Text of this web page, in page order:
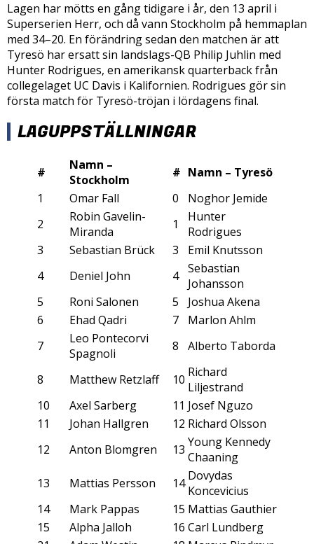
Lagen har mötts en gång tidigare i år, den 13 april i
Superserien Herr, och då vann Stockholm på hemmaplan
med 34–20. En förändring sedan den matchen är att
Tyresö har ersatt sin landslags-QB Philip Juhlin med
Hunter Rodrigues, en amerikansk quarterback från
collegelaget UC Davis i Kalifornien. Rodrigues gör sin
första match för Tyresö-tröjan i lördagens final.
LAGUPPSTÄLLNINGAR
#
Namn –
Stockholm
# Namn – Tyresö
1
Omar Fall 0
Noghor Jemide
2
Robin Gavelin-
Miranda
1
Hunter
Rodrigues
3
Sebastian Brück 3
Emil Knutsson
4
Deniel John 4 Sebastian
Johansson
5
Roni Salonen 5
Joshua Akena
6
Ehad Qadri 7
Marlon Ahlm
7
Leo Pontecorvi
Spagnoli
8 Alberto Taborda
8 Matthew Retzlaff 10 Richard
Liljestrand
10
Axel Sarberg 11 Josef Nguzo
11
Johan Hallgren 12 Richard Olsson
12
Anton Blomgren 13 Young Kennedy
Chaaning
13
Mattias Persson 14 Dovydas
Koncevicius
14
Mark Pappas 15 Mattias Gauthier
15
Alpha Jalloh 16 Carl Lundberg